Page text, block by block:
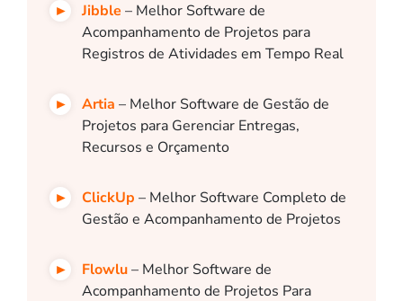
Jibble – Melhor Software de
Acompanhamento de Projetos para
Registros de Atividades em Tempo Real
Artia – Melhor Software de Gestão de
Projetos para Gerenciar Entregas,
Recursos e Orçamento
ClickUp – Melhor Software Completo de
Gestão e Acompanhamento de Projetos
Flowlu– Melhor Software de
Acompanhamento de Projetos Para